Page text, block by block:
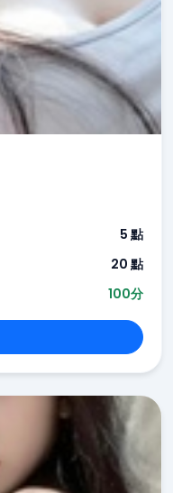
5 點
20 點
100分